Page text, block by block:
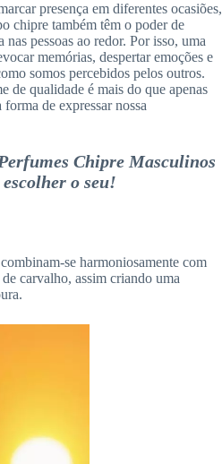
presença em diferentes ocasiões,
chipre também têm o poder de
pessoas ao redor. Por isso, uma
memórias, despertar emoções e
somos percebidos pelos outros.
de qualidade é mais do que apenas
de expressar nossa
Chipre Masculinos
o seu!
se harmoniosamente com
carvalho, assim criando uma